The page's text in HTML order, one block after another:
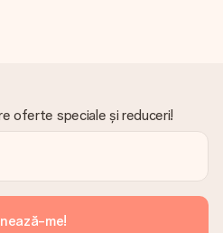
oferte speciale și reduceri!
me!